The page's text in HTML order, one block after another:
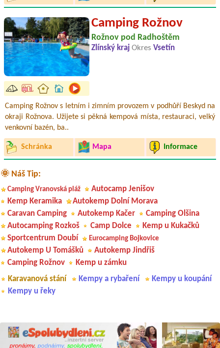
Camping Rožnov
Rožnov pod Radhoštěm
Zlínský kraj Okres Vsetín
Camping Rožnov s letním i zimním provozem v podhůří Beskyd na
okraji Rožnova. Užijete si pěkná kempová místa, restauraci, velký
venkovní bazén, ba..
Schránka Mapa Informace
🌞 Náš Tip:
Camping Vranovská pláž
Autocamp Jenišov
Kemp Keramika
Autokemp Dolní Morava
Caravan Camping
Autokemp Kačer
Camping Olšina
Autocamping Rozkoš
Camp Dolce
Kemp u Kukačků
Sportcentrum Doubí
Eurocamping Bojkovice
Autokemp U Tomášků
Autokemp Jindřiš
Camping Rožnov
Kemp u zámku
Karavanová stání
Kempy a rybaření
Kempy u koupání
Kempy u řeky